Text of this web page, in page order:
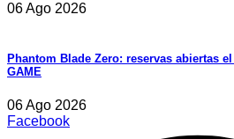
06 Ago 2026
Phantom Blade Zero: reservas abiertas
GAME
06 Ago 2026
Facebook